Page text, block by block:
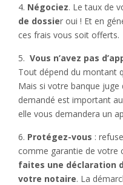
4. Négociez. Le taux de
de dossier oui ! Et en
ces frais vous soit offerts.
5. Vous n’avez pas
Tout dépend du montant
Mais si votre banque
demandé est important
elle vous demandera un
6. Protégez-vous :
comme garantie de votre
faites une déclaration
votre notaire. La